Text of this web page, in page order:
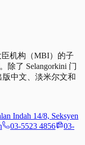
臣机构（MBI）的子
除了 Selangorkini 门
版中文、淡米尔文和
Indah 14/8, Seksyen
03-5523 4856
03-